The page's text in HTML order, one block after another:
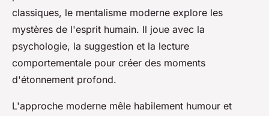
classiques, le mentalisme moderne explore les
mystères de l'esprit humain. Il joue avec la
psychologie, la suggestion et la lecture
comportementale pour créer des moments
d'étonnement profond.
L'approche moderne mêle habilement humour et